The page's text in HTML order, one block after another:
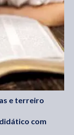
e terreiro
com